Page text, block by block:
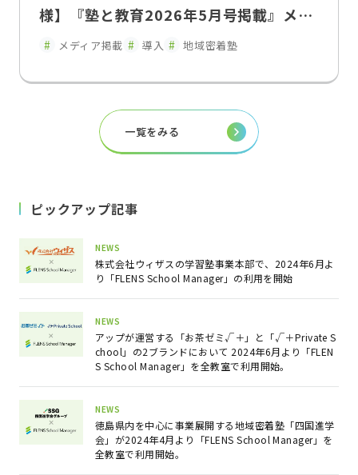
様】『塾と教育2026年5月号掲載』メー
ルでは届かない時代に「伝わる教室」を
の効果
メディア掲載 導入 地域密着塾
一覧をみる
ピックアップ記事
NEWS
株式会社ウィザスの学習塾事業本部で、2024年6月よ
り「FLENS School Manager」の利用を開始
NEWS
アップが運営する「お茶ゼミ√＋」と「√＋Private S
chool」の2ブランドにおいて 2024年6月より「FLEN
S School Manager」を全教室で利用開始。
NEWS
徳島県内を中心に事業展開する地域密着塾「四国進学
会」が2024年4月より「FLENS School Manager」を
全教室で利用開始。